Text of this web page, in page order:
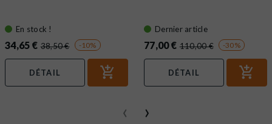
En stock !
34,65 € 38,50 € -10%
DÉTAIL
Dernier article
77,00 € 110,00 € -30%
DÉTAIL
‹ ›